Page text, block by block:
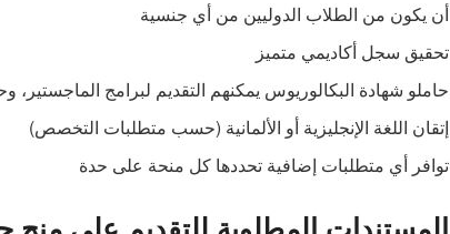
أن يكون من الطلاب الدوليين من أي جنسية
تحقيق سجل أكاديمي متميز
حاملو شهادة البكالوريوس يمكنهم التقديم لبرامج الماجستير،
إتقان اللغة الإنجليزية أو الألمانية (حسب متطلبات التخصص)
توافر أي متطلبات إضافية تحددها كل منحة على حدة